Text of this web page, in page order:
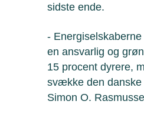
sidste ende.
-
en ansvarlig og
15 procent dyrere,
svække den danske
Simon O.